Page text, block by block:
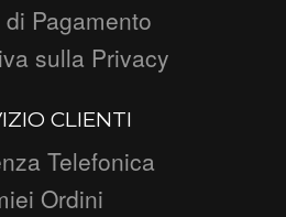
Pagamento
sulla Privacy
CLIENTI
Telefonica
Ordini